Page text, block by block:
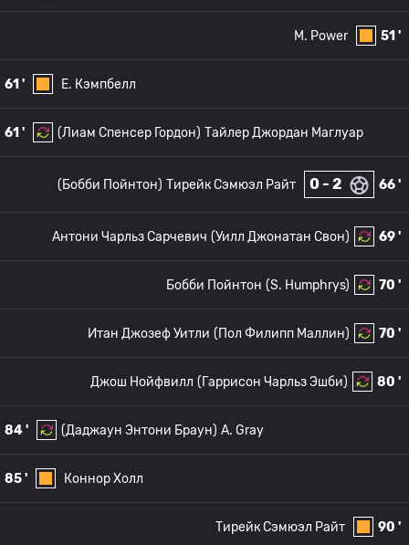
51 '
M. Power
61 ' E. Кэмпбелл
61 ' (Лиам Спенсер Гордон) Тайлер Джордан Маглуар
66 '
0 - 2
Тирейк Сэмюэл Райт
(Бобби Пойнтон)
69 '
(Уилл Джонатан Свон)
Антони Чарльз Сарчевич
70 '
(S. Humphrys)
Бобби Пойнтон
70 '
(Пол Филипп Маллин)
Итан Джозеф Уитли
80 '
(Гаррисон Чарльз Эшби)
Джош Нойфвилл
84 ' (Даджаун Энтони Браун) A. Gray
85 ' Коннор Холл
90 '
Тирейк Сэмюэл Райт